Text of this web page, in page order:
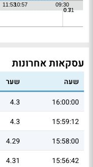
עסקאות אחרונות
שעה שער
16:00:00
4.3
15:59:12
4.3
15:58:00
4.29
15:56:42
4.31